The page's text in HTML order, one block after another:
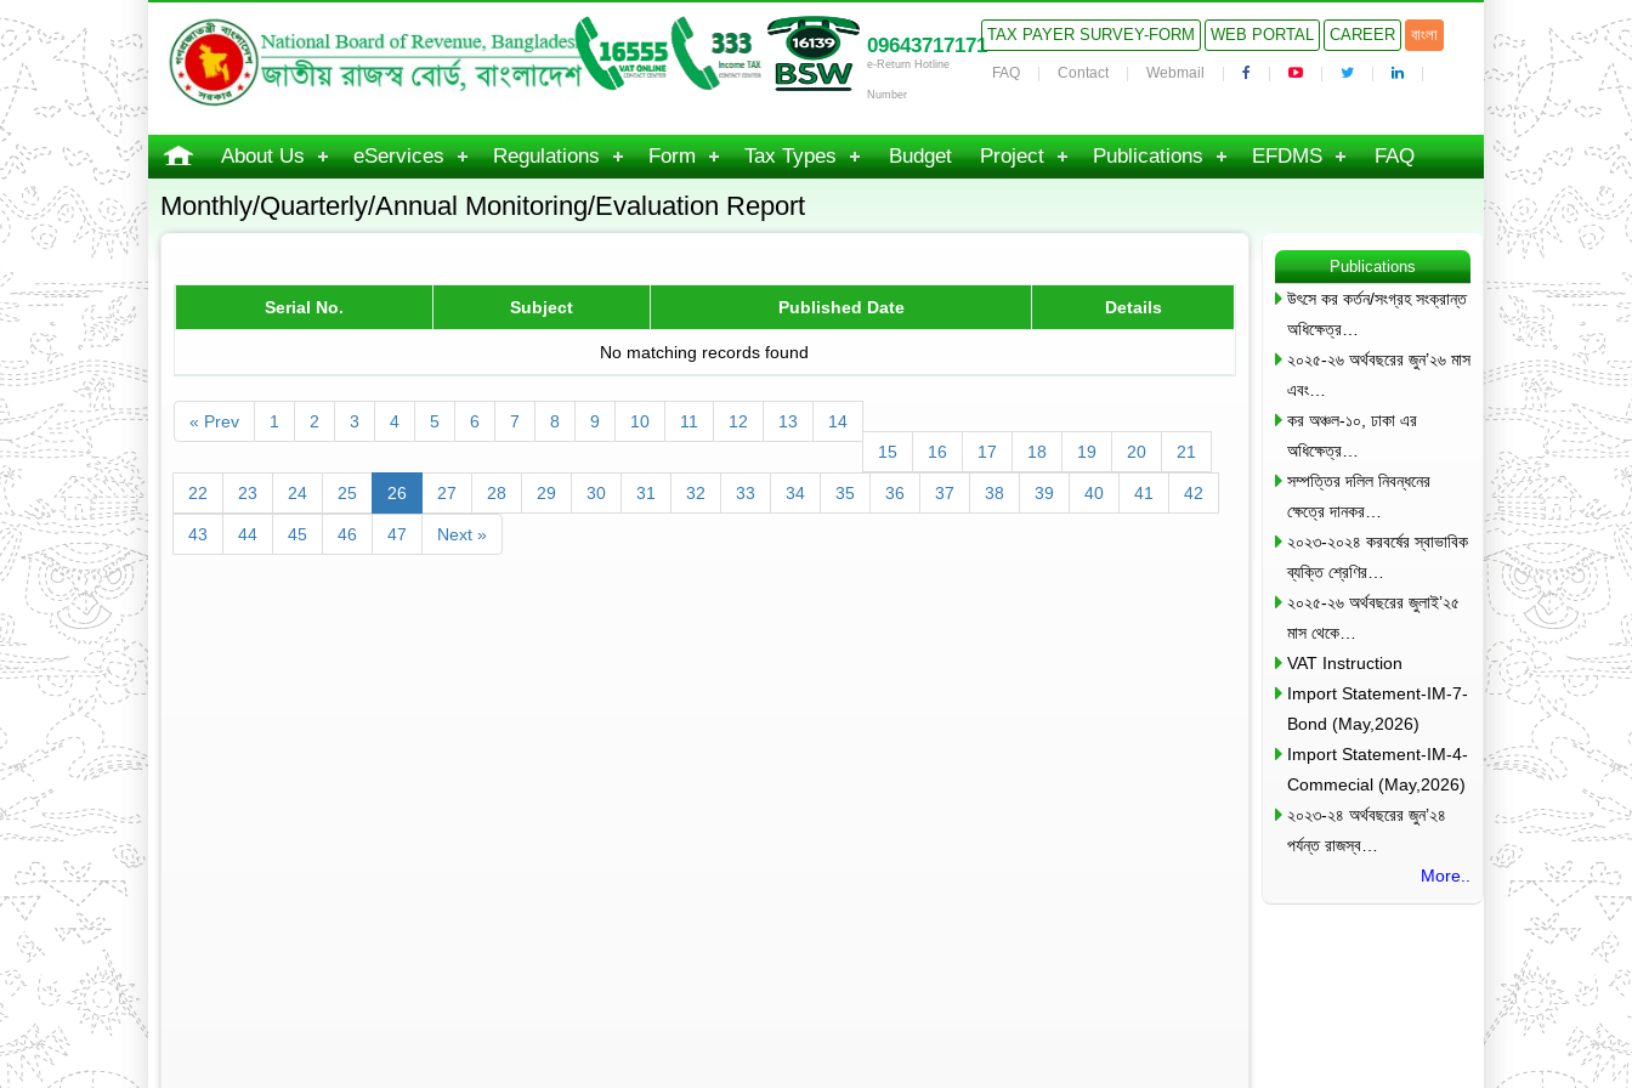
09643717171
e-Return Hotline
Number
TAX PAYER SURVEY-FORM WEB PORTAL CAREER বাংলা
FAQ Contact Webmail
About Us eServices Regulations Form Tax Types Budget Project Publications EFDMS FAQ
Monthly/Quarterly/Annual Monitoring/Evaluation Report
Serial No. Subject Published Date Details
No matching records found
« Prev 1 2 3 4 5 6 7 8 9 10 11 12 13
14
15
16 17 18 19 20 21
22 23 24 25 26 27 28 29 30 31 32 33 34 35 36 37 38 39 40 41 42
43 44 45 46 47 Next »
Publications
উৎসে কর কর্তন/সংগ্রহ সংক্রান্ত
অধিক্ষেত্র…
২০২৫-২৬ অর্থবছরের জুন’২৬ মাস
এবং…
কর অঞ্চল-১০, ঢাকা এর
অধিক্ষেত্র…
সম্পত্তির দলিল নিবন্ধনের
ক্ষেত্রে দানকর…
২০২৩-২০২৪ করবর্ষের স্বাভাবিক
ব্যক্তি শ্রেণির…
২০২৫-২৬ অর্থবছরের জুলাই’২৫
মাস থেকে…
VAT Instruction
Import Statement-IM-7-
Bond (May,2026)
Import Statement-IM-4-
Commecial (May,2026)
২০২৩-২৪ অর্থবছরের জুন’২৪
পর্যন্ত রাজস্ব…
More..